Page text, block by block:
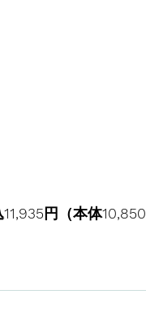
円（本体10,850